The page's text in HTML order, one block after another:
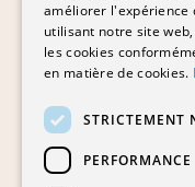
CHRYSALIDE
améliorer l'expérience
utilisant notre site
les cookies
en matière de cookies.
STRICTEMENT
PERFORMANCE